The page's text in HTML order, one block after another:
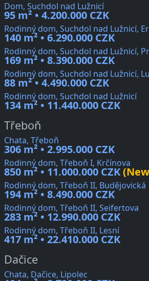
Dom, Suchdol nad Lužnicí
95 m² • 4.200.000 CZK
Rodinný dom, Suchdol nad Lužnicí,
140 m² • 6.290.000 CZK
Rodinný dom, Suchdol nad Lužnicí,
169 m² • 8.390.000 CZK
Rodinný dom, Suchdol nad Lužnicí,
88 m² • 4.490.000 CZK
Rodinný dom, Suchdol nad Lužnicí
134 m² • 11.440.000 CZK
Třeboň
Chata, Třeboň
306 m² • 2.995.000 CZK
Rodinný dom, Třeboň I, Krčínova
850 m² • 11.000.000 CZK
Rodinný dom, Třeboň II, Budějovická
194 m² • 8.490.000 CZK
Rodinný dom, Třeboň II, Seifertova
283 m² • 12.990.000 CZK
Rodinný dom, Třeboň II, Lesní
417 m² • 22.410.000 CZK
Dačice
Chata, Dačice, Lipolec